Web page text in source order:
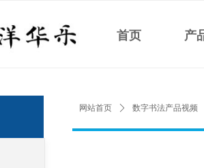
首页 产
网站首页 ꄲ 数字书法产品视频